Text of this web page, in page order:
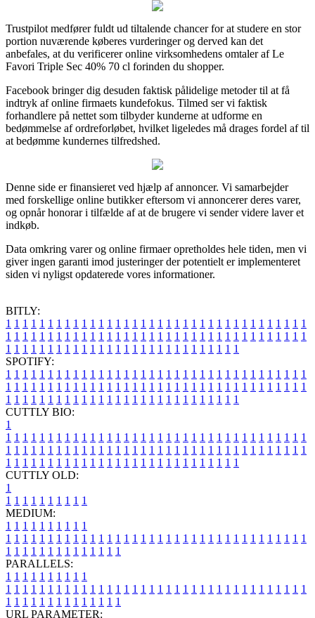
Trustpilot medfører fuldt ud tiltalende chancer for at studere en stor
portion nuværende køberes vurderinger og derved kan det
anbefales, at du verificerer online virksomhedens omtaler af Le
Favori Triple Sec 40% 70 cl forinden du shopper.
Facebook bringer dig desuden faktisk pålidelige metoder til at få
indtryk af online firmaets kundefokus. Tilmed ser vi faktisk
forhandlere på nettet som tilbyder kunderne at udforme en
bedømmelse af ordreforløbet, hvilket ligeledes må drages fordel af til
at bedømme kundernes tilfredshed.
Denne side er finansieret ved hjælp af annoncer. Vi samarbejder
med forskellige online butikker eftersom vi annoncerer deres varer,
og opnår honorar i tilfælde af at de brugere vi sender videre laver et
indkøb.
Data omkring varer og online firmaer opretholdes hele tiden, men vi
giver ingen garanti imod justeringer der potentielt er implementeret
siden vi nyligst opdaterede vores informationer.
BITLY:
1 1 1 1 1 1 1 1 1 1 1 1 1 1 1 1 1 1 1 1 1 1 1 1 1 1 1 1 1 1 1 1 1 1 1 1
1 1 1 1 1 1 1 1 1 1 1 1 1 1 1 1 1 1 1 1 1 1 1 1 1 1 1 1 1 1 1 1 1 1 1 1
1 1 1 1 1 1 1 1 1 1 1 1 1 1 1 1 1 1 1 1 1 1 1 1 1 1 1 1
SPOTIFY:
1 1 1 1 1 1 1 1 1 1 1 1 1 1 1 1 1 1 1 1 1 1 1 1 1 1 1 1 1 1 1 1 1 1 1 1
1 1 1 1 1 1 1 1 1 1 1 1 1 1 1 1 1 1 1 1 1 1 1 1 1 1 1 1 1 1 1 1 1 1 1 1
1 1 1 1 1 1 1 1 1 1 1 1 1 1 1 1 1 1 1 1 1 1 1 1 1 1 1 1
CUTTLY BIO:
1
1 1 1 1 1 1 1 1 1 1 1 1 1 1 1 1 1 1 1 1 1 1 1 1 1 1 1 1 1 1 1 1 1 1 1 1
1 1 1 1 1 1 1 1 1 1 1 1 1 1 1 1 1 1 1 1 1 1 1 1 1 1 1 1 1 1 1 1 1 1 1 1
1 1 1 1 1 1 1 1 1 1 1 1 1 1 1 1 1 1 1 1 1 1 1 1 1 1 1 1
CUTTLY OLD:
1
1 1 1 1 1 1 1 1 1 1
MEDIUM:
1 1 1 1 1 1 1 1 1 1
1 1 1 1 1 1 1 1 1 1 1 1 1 1 1 1 1 1 1 1 1 1 1 1 1 1 1 1 1 1 1 1 1 1 1 1
1 1 1 1 1 1 1 1 1 1 1 1 1 1
PARALLELS:
1 1 1 1 1 1 1 1 1 1
1 1 1 1 1 1 1 1 1 1 1 1 1 1 1 1 1 1 1 1 1 1 1 1 1 1 1 1 1 1 1 1 1 1 1 1
1 1 1 1 1 1 1 1 1 1 1 1 1 1
URL PARAMETER: